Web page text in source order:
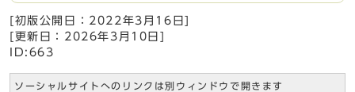
[初版公開日： 2022年3月16日
[更新日： 2026年3月10日
ID:663
ソーシャルサイトへのリンクは別ウィンドウで開きます